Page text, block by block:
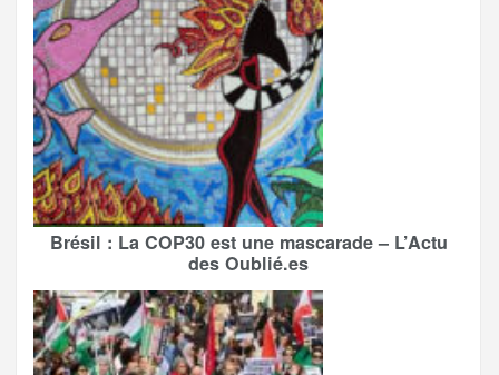
Brésil : La COP30 est une mascarade – L’Actu
des Oublié.es